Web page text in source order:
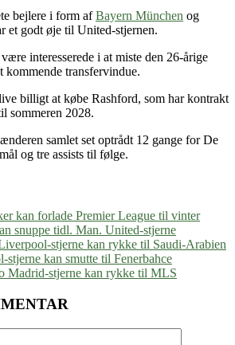
bejlere i form afBayern München og
et godt øje til United-stjernen.
interesserede i at miste den 26-årige
kommende transfervindue.
billigt at købe Rashford, som har kontrakt
sommeren 2028.
samlet set optrådt 12 gange for De
og tre assists til følge.
kan forlade Premier League til vinter
snuppe tidl. Man. United-stjerne
stjerne kan rykke til Saudi-Arabien
kan smutte til Fenerbahce
Madrid-stjerne kan rykke til MLS